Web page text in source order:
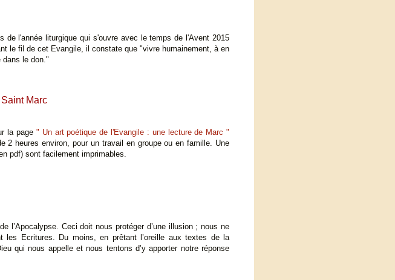
l'année liturgique qui s'ouvre avec le temps de l'Avent 2015
le fil de cet Evangile, il constate que "vivre humainement, à en
le don."
Marc
la page " Un art poétique de l'Evangile : une lecture de Marc "
2 heures environ, pour un travail en groupe ou en famille. Une
pdf) sont facilement imprimables.
l’Apocalypse. Ceci doit nous protéger d’une illusion ; nous ne
les Ecritures. Du moins, en prêtant l’oreille aux textes de la
qui nous appelle et nous tentons d’y apporter notre réponse